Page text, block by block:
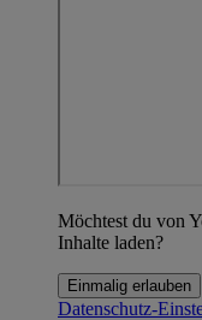
Möchtest du von
Inhalte laden?
Einmalig erlauben
Datenschutz-